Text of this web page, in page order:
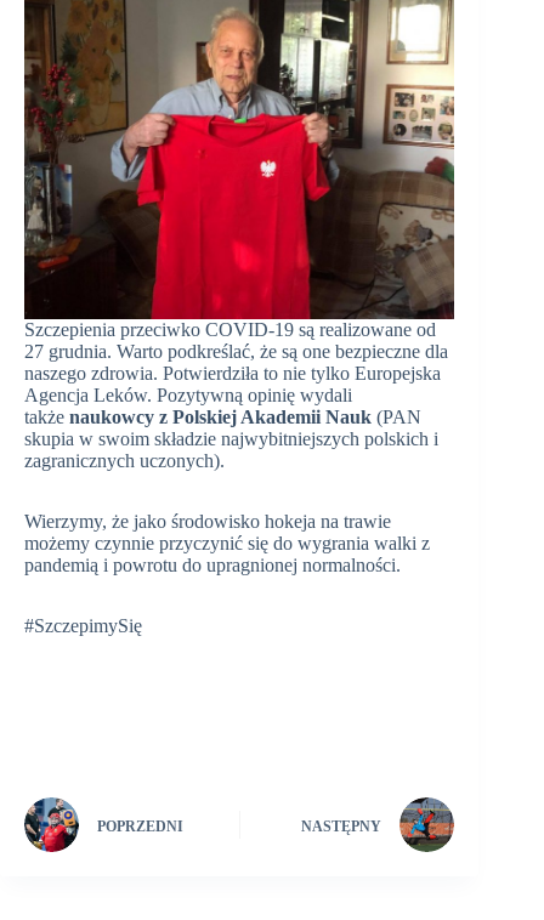
Szczepienia przeciwko COVID-19 są realizowane od
27 grudnia. Warto podkreślać, że są one bezpieczne dla
naszego zdrowia. Potwierdziła to nie tylko Europejska
Agencja Leków. Pozytywną opinię wydali
także naukowcy z Polskiej Akademii Nauk (PAN
skupia w swoim składzie najwybitniejszych polskich i
zagranicznych uczonych).
Wierzymy, że jako środowisko hokeja na trawie
możemy czynnie przyczynić się do wygrania walki z
pandemią i powrotu do upragnionej normalności.
#SzczepimySię
POPRZEDNI NASTĘPNY